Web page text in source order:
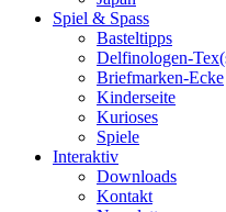
Spiel & Spass
Basteltipps
Delfinologen-
Briefmarken-Ecke
Kinderseite
Kurioses
Spiele
Interaktiv
Downloads
Kontakt